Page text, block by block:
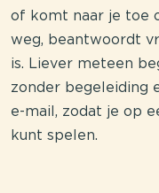
of komt naar je toe
weg, beantwoordt
is. Liever meteen
zonder begeleiding
e-mail, zodat je op
kunt spelen.